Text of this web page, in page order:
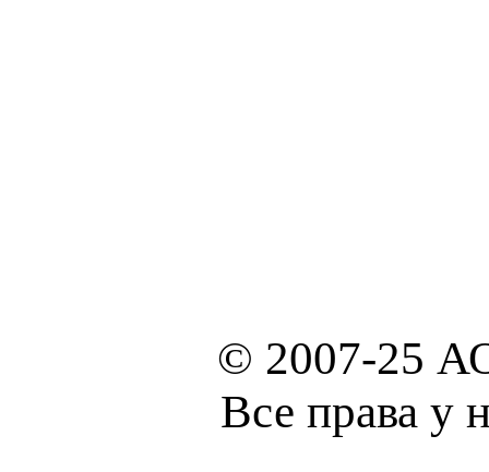
© 2007-25
Все права у